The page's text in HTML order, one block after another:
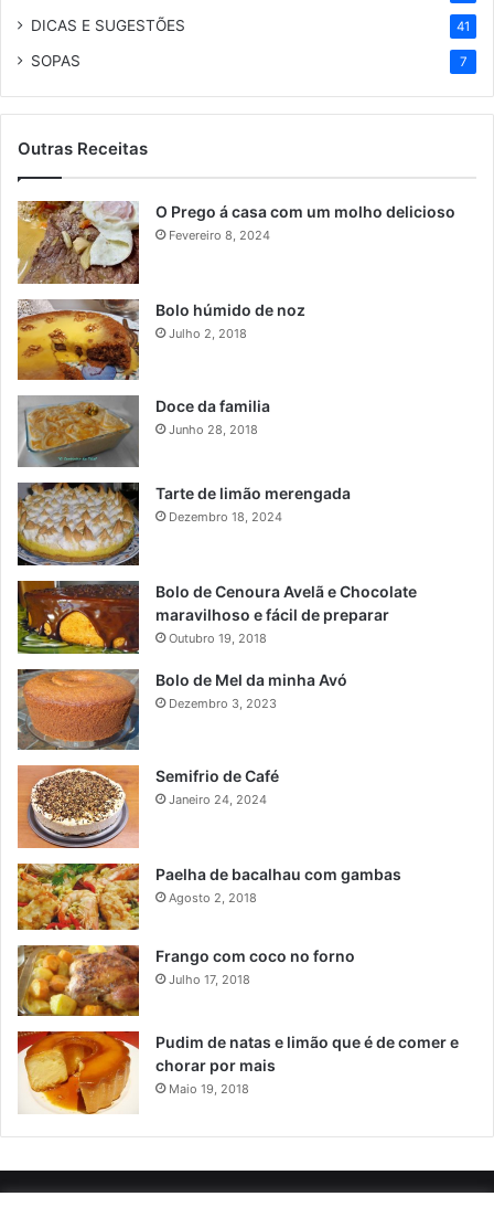
DICAS E SUGESTÕES 41
SOPAS 7
Outras Receitas
O Prego á casa com um molho delicioso
Fevereiro 8, 2024
Bolo húmido de noz
Julho 2, 2018
Doce da familia
Junho 28, 2018
Tarte de limão merengada
Dezembro 18, 2024
Bolo de Cenoura Avelã e Chocolate
maravilhoso e fácil de preparar
Outubro 19, 2018
Bolo de Mel da minha Avó
Dezembro 3, 2023
Semifrio de Café
Janeiro 24, 2024
Paelha de bacalhau com gambas
Agosto 2, 2018
Frango com coco no forno
Julho 17, 2018
Pudim de natas e limão que é de comer e
chorar por mais
Maio 19, 2018